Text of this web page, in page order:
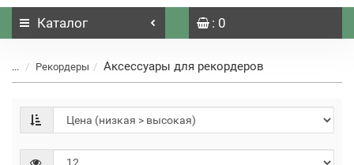
Каталог : 0
... Рекордеры Аксессуары для рекордеров